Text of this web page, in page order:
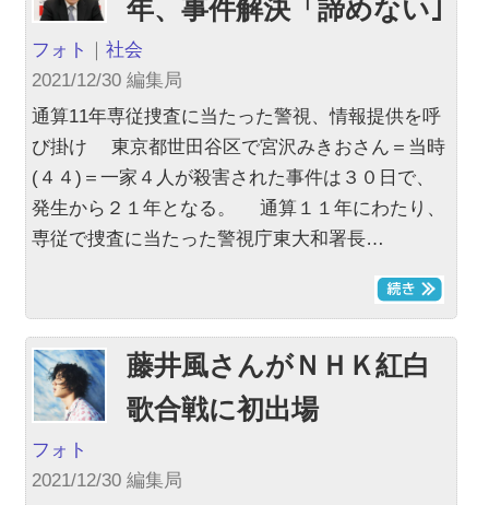
年、事件解決「諦めない｣
フォト ｜社会
2021/12/30 編集局
通算11年専従捜査に当たった警視、情報提供を呼
び掛け 東京都世田谷区で宮沢みきおさん＝当時
(４４)＝一家４人が殺害された事件は３０日で、
発生から２１年となる。 通算１１年にわたり、
専従で捜査に当たった警視庁東大和署長…
藤井風さんがＮＨＫ紅白
歌合戦に初出場
フォト
2021/12/30 編集局